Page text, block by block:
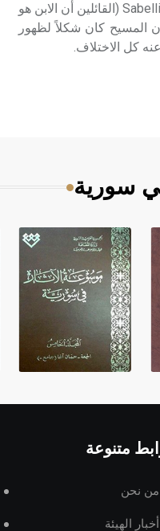
ديونيسيوس Dionysios ت(246 - 264م) في جدله مع السابليين Sabelliens (القائلين أن الابن هو
المسيح كان شكلاً لظهور
كل الاختلاف.
سورية
متنوعة
من نحن
أخبار الهيئة